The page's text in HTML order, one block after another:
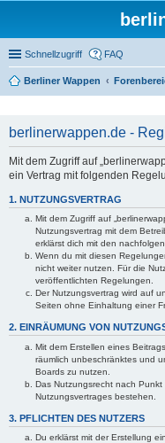
Schnellzugriff FAQ
Berliner Wappen
berlinerwappen.de -
Mit dem Zugriff auf
ein Vertrag mit folgenden
1. NUTZUNGSVERTRAG
Mit dem Zugriff auf
Nutzungsvertrag mit dem
erklärst dich mit den
Wenn du mit diesen
nicht weiter nutzen. Für die
veröffentlichten Regelungen.
Der Nutzungsvertrag wird auf
Seiten ohne Einhaltung einer
2. EINRÄUMUNG VON
Mit dem Erstellen eines
räumlich unbeschränktes und
Boards zu nutzen.
Das Nutzungsrecht nach
Nutzungsvertrages bestehen.
3. PFLICHTEN DES NUTZERS
Du erklärst mit der Erstellung